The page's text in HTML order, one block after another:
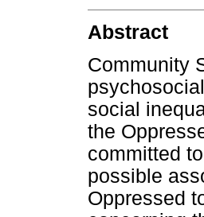
Abstract
Community
social
the
committed
possible
Oppressed